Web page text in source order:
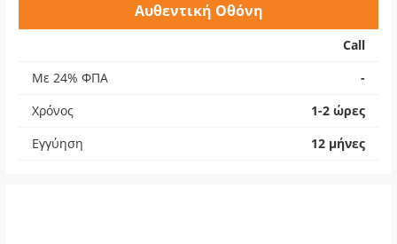
Αυθεντική Οθόνη
Call
Με 24% ΦΠΑ
-
Χρόνος
1-2 ώρες
Εγγύηση
12 μήνες